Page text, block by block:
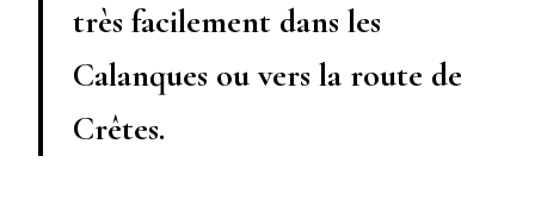
très facilement dans les
Calanques ou vers la route de
Crêtes.